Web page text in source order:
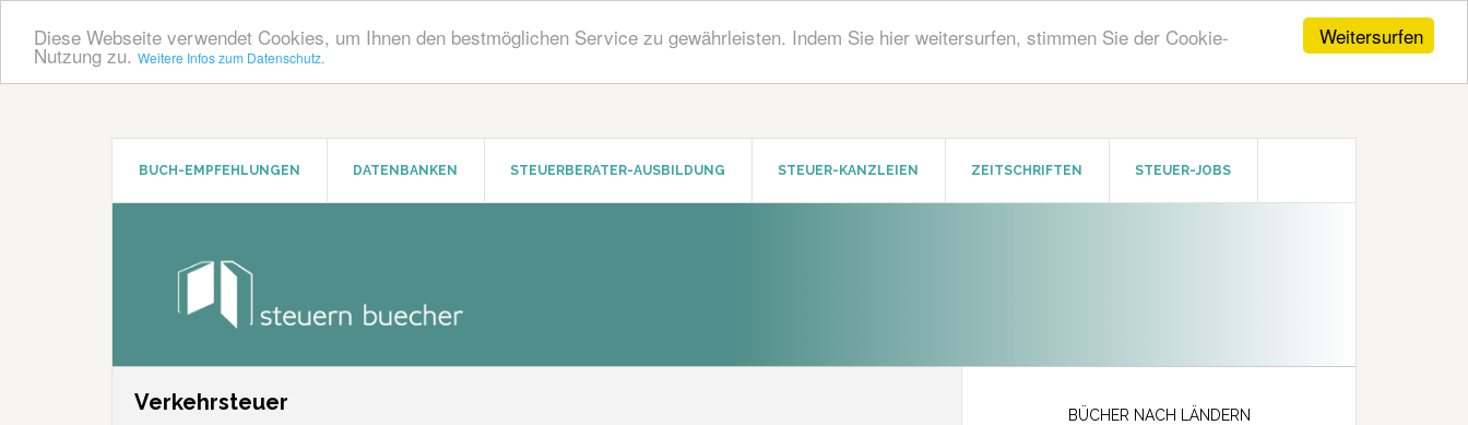
Weitersurfen
Diese Webseite verwendet Cookies, um Ihnen den bestmöglichen Service zu gewährleisten. Indem Sie hier weitersurfen, stimmen Sie der Cookie-
Nutzung zu. Weitere Infos zum Datenschutz.
Zum
Zur
BUCH-EMPFEHLUNGEN DATENBANKEN STEUERBERATER-AUSBILDUNG STEUER-KANZLEIEN ZEITSCHRIFTEN STEUER-JOBS
Verkehrsteuer BÜCHER NACH LÄNDERN